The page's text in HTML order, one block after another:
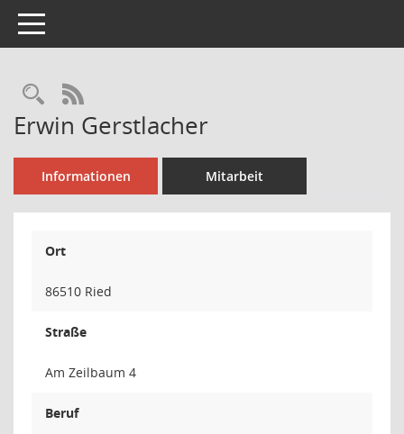
Toggle navigation
Rechercheauswahl
RSS-Feed
Erwin Gerstlacher
Informationen Mitarbeit
Ort
86510 Ried
Straße
Am Zeilbaum 4
Beruf